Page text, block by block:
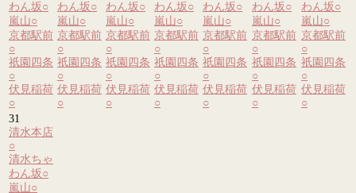
わん坂○
嵐山○
京都駅前
○
祇園四条
○
伏見稲荷
○
わん坂○
嵐山○
京都駅前
○
祇園四条
○
伏見稲荷
○
わん坂○
嵐山○
京都駅前
○
祇園四条
○
伏見稲荷
○
わん坂○
嵐山○
京都駅前
○
祇園四条
○
伏見稲荷
○
わん坂○
嵐山○
京都駅前
○
祇園四条
○
伏見稲荷
○
わん坂○
嵐山○
京都駅前
○
祇園四条
○
伏見稲荷
○
わん坂○
嵐山○
京都駅前
○
祇園四条
○
伏見稲荷
○
31
清水本店
○
清水ちゃ
わん坂○
嵐山○